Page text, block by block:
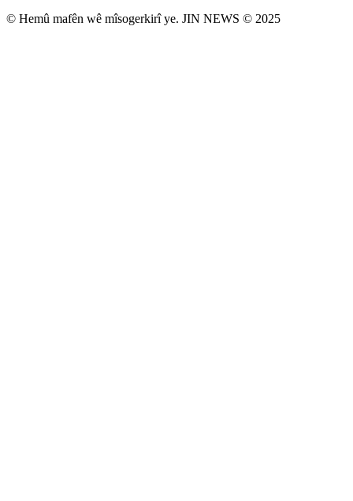
© Hemû mafên wê mîsogerkirî ye. JIN NEWS © 2025